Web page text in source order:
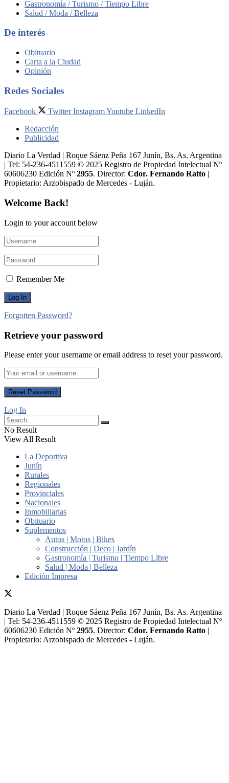
Gastronomía / Turismo / Tiempo Libre
Salud / Moda / Belleza
De interés
Obituario
Carta a la Ciudad
Opinión
Redes Sociales
Facebook Twitter InstagramYoutube LinkedIn
Redacción
Publicidad
Diario La Verdad | Roque Sáenz Peña 167 Junín, Bs. As. Argentina
| Tel: 54-236-4511559 © 2025 Registro de Propiedad Intelectual Nº
60606230 Edición Nº 2955. Director:​ Cdor. Fernando Ratto |
Propietario:​ Arzobispado de Mercedes - Luján.
Welcome Back!
Login to your account below
Remember Me
Forgotten Password?
Retrieve your password
Please enter your username or email address to reset your password.
Log In
No Result
View All Result
La Deportiva
Junín
Rurales
Regionales
Provinciales
Nacionales
Inmobiliarias
Obituario
Suplementos
Autos | Motos | Bikes
Construcción | Deco | Jardín
Gastronomía | Turismo | Tiempo Libre
Salud | Moda | Belleza
Edición Impresa
Diario La Verdad | Roque Sáenz Peña 167 Junín, Bs. As. Argentina
| Tel: 54-236-4511559 © 2025 Registro de Propiedad Intelectual Nº
60606230 Edición Nº 2955. Director:​ Cdor. Fernando Ratto |
Propietario:​ Arzobispado de Mercedes - Luján.